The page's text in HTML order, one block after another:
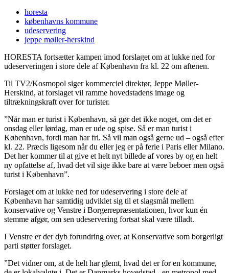
horesta
københavns kommune
udeservering
jeppe møller-herskind
HORESTA fortsætter kampen imod forslaget om at lukke ned for
udeserveringen i store dele af København fra kl. 22 om aftenen.
Til TV2/Kosmopol siger kommerciel direktør, Jeppe Møller-
Herskind, at forslaget vil ramme hovedstadens image og
tiltrækningskraft over for turister.
”Når man er turist i København, så gør det ikke noget, om det er
onsdag eller lørdag, man er ude og spise. Så er man turist i
København, fordi man har fri. Så vil man også gerne ud – også efter
kl. 22. Præcis ligesom når du eller jeg er på ferie i Paris eller Milano.
Det her kommer til at give et helt nyt billede af vores by og en helt
ny opfattelse af, hvad det vil sige ikke bare at være beboer men også
turist i København”.
Forslaget om at lukke ned for udeservering i store dele af
København har samtidig udviklet sig til et slagsmål mellem
konservative og Venstre i Borgerrepræsentationen, hvor kun én
stemme afgør, om sen udeservering fortsat skal være tilladt.
I Venstre er der dyb forundring over, at Konservative som borgerligt
parti støtter forslaget.
”Det vidner om, at de helt har glemt, hvad det er for en kommune,